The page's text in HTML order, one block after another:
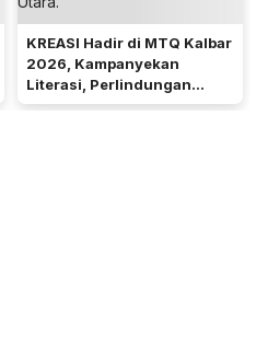
KREASI Hadir di MTQ Kalbar
2026, Kampanyekan
Literasi, Perlindungan
Anak, dan Wajib Belajar 13